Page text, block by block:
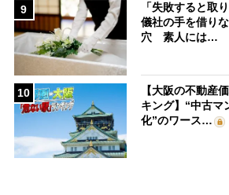
9
「失敗すると取
儀社の手を借り
穴 素人には…
10
【大阪の不動産
キング】“中古マ
化”のワース…